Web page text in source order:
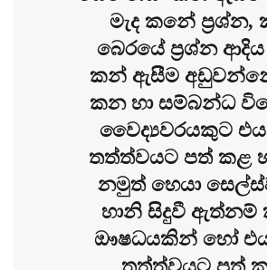
මැද කනේ
බෙරයේ ප්‍රශ්න
කන් ඇසීම
කන හා සම්බන්ධ
වෛද්‍යවරයකුට එය
තත්ත්වයට පත් කළ
නමුත් හෙයා
හානි සිදුවී ඇත්නම්
ඖෂධයකින් හෝ එය